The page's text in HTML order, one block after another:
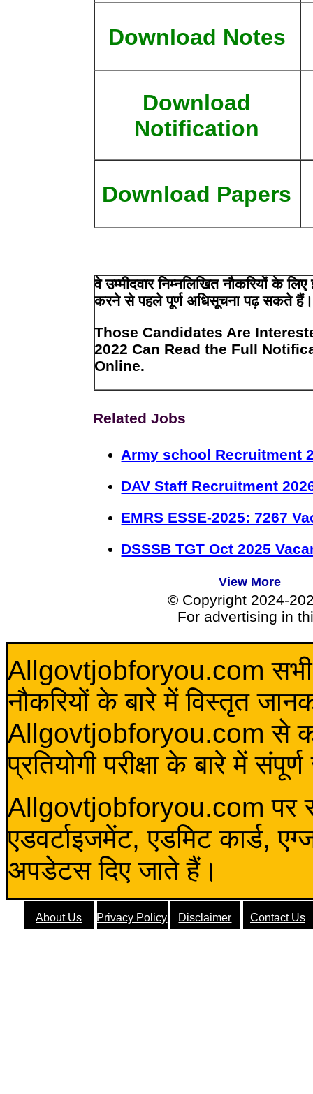
Download Notes
Download
Notification
Download Papers
वे उम्मीदवार निम्नलिखित नौकरियों के
करने से पहले पूर्ण अधिसूचना पढ़ सकते हैं।
Those Candidates Are
2022 Can Read the Full
Online.
Related Jobs
Army school Recruitment
DAV Staff Recruitment
EMRS ESSE-2025: 7267
DSSSB TGT Oct 2025
View More
© Copyright 2024-
For advertising in
Allgovtjobforyou.com सभी
नौकरियों के बारे में विस्तृत
Allgovtjobforyou.com से कोई
प्रतियोगी परीक्षा के बारे में
Allgovtjobforyou.com पर
एडवर्टाइजमेंट, एडमिट कार्ड,
अपडेटस दिए जाते हैं।
About Us Privacy Policy Disclaimer Contact Us